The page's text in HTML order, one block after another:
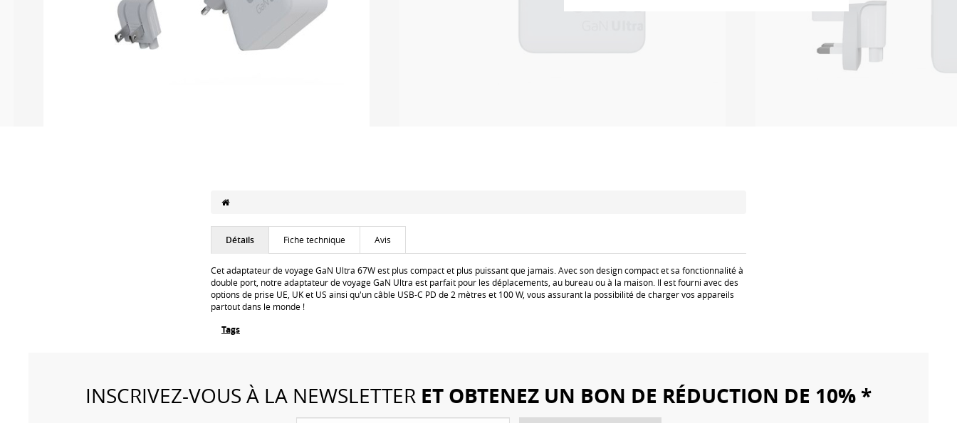
Détails Fiche technique Avis
Cet adaptateur de voyage GaN Ultra 67W est plus compact et plus puissant que jamais. Avec son design compact et sa fonctionnalité à
double port, notre adaptateur de voyage GaN Ultra est parfait pour les déplacements, au bureau ou à la maison. Il est fourni avec des
options de prise UE, UK et US ainsi qu'un câble USB-C PD de 2 mètres et 100 W, vous assurant la possibilité de charger vos appareils
partout dans le monde !
Tags
INSCRIVEZ-VOUS À LA NEWSLETTER ET OBTENEZ UN BON DE RÉDUCTION DE 10% *